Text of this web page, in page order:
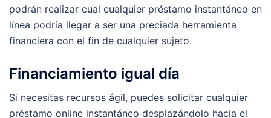
podrán realizar cual cualquier préstamo instantáneo en
línea podrí­a llegar a ser una preciada herramienta
financiera con el fin de cualquier sujeto.
Financiamiento igual día
Si necesitas recursos ágil, puedes solicitar cualquier
préstamo online instantáneo desplazándolo hacia el